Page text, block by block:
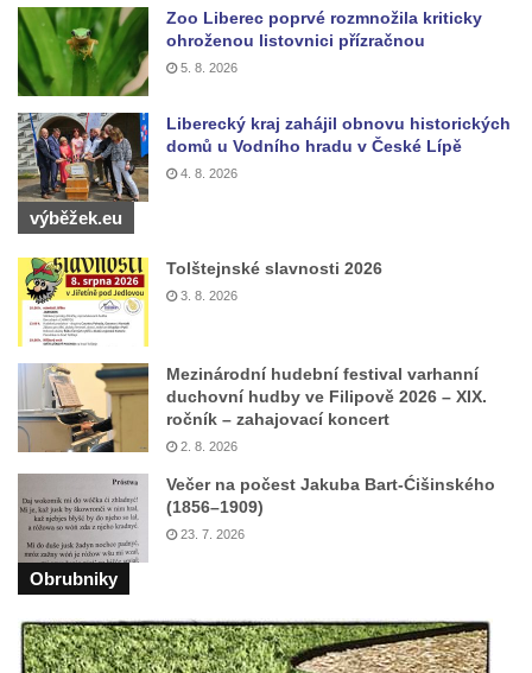
Zoo Liberec poprvé rozmnožila kriticky
ohroženou listovnici přízračnou
5. 8. 2026
Liberecký kraj zahájil obnovu historických
domů u Vodního hradu v České Lípě
4. 8. 2026
výběžek.eu
Tolštejnské slavnosti 2026
3. 8. 2026
Mezinárodní hudební festival varhanní
duchovní hudby ve Filipově 2026 – XIX.
ročník – zahajovací koncert
2. 8. 2026
Večer na počest Jakuba Bart-Ćišinského
(1856–1909)
23. 7. 2026
Obrubniky